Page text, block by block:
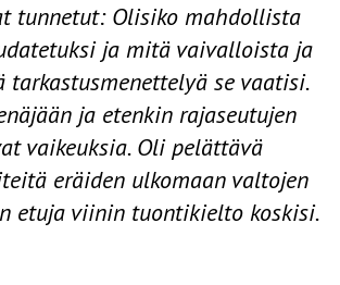
tunnetut: Olisiko mahdollista
ja mitä vaivalloista ja
tarkastusmenettelyä se vaatisi.
ja etenkin rajaseutujen
vaikeuksia. Oli pelättävä
eräiden ulkomaan valtojen
etuja viinin tuontikielto koskisi.